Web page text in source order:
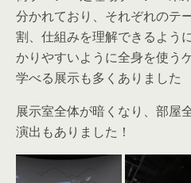
分かれており、それぞれのテ
割、仕組みを理解できるよう
かりやすいように全身を使う
学べる展示も多くありました
展示室全体が暗くなり、部屋
演出もありました！